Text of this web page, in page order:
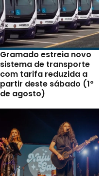
Gramado estreia novo
sistema de transporte
com tarifa reduzida a
partir deste sábado (1º
de agosto)